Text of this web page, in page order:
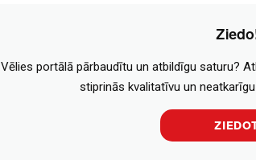
Vēlies portālā pārbaudītu un atbildīgu saturu?
stiprinās kvalitatīvu un